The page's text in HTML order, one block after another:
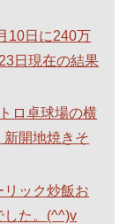
10日に240万
日現在の結果
ロ卓球場の横
新開地焼きそ
リック炒飯お
した。(^^)v